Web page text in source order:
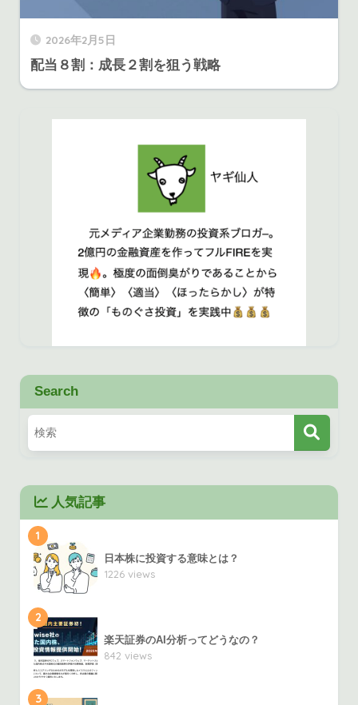
2026年2月5日
配当８割：成長２割を狙う戦略
Search
人気記事
1
日本株に投資する意味とは？
1226 views
2
楽天証券のAI分析ってどうなの？
842 views
3